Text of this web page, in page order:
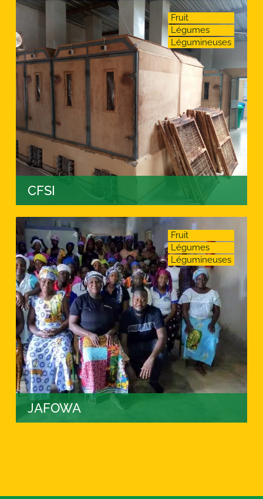
Fruit
Légumes
Légumineuses
CFSI
Fruit
Légumes
Légumineuses
JAFOWA